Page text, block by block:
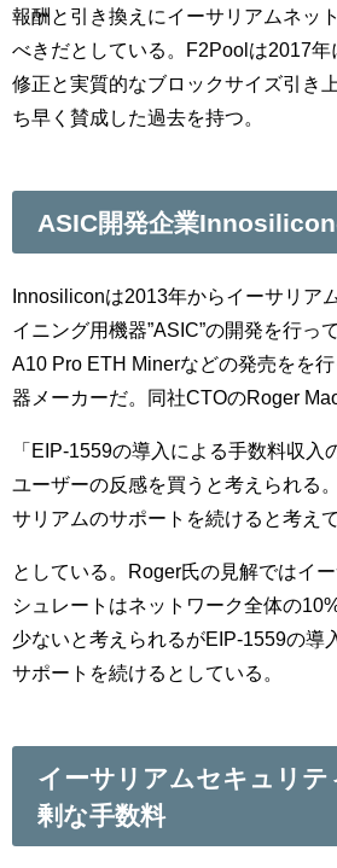
報酬と引き換えにイーサリアムネッ
べきだとしている。F2Poolは2017
修正と実質的なブロックサイズ引き
ち早く賛成した過去を持つ。
ASIC開発企業
Innosiliconは2013年からイーサリア
イニング用機器”ASIC”の開発を行っ
A10 Pro ETH Minerなどの発売をを
器メーカーだ。同社CTOのRoger
「EIP-1559の導入による手数料収入
ユーザーの反感を買うと考えられる
サリアムのサポートを続けると考えて
としている。Roger氏の見解ではイ
シュレートはネットワーク全体の
少ないと考えられるがEIP-1559の導
サポートを続けるとしている。
イーサリアムセキュリテ
剰な手数料